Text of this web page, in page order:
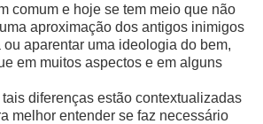
comum e hoje se tem meio que não
aproximação dos antigos inimigos
aparentar uma ideologia do bem,
em muitos aspectos e em alguns
diferenças estão contextualizadas
melhor entender se faz necessário